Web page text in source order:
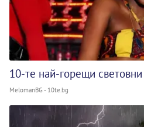
10-те най-горещи
MelomanBG - 10te.bg